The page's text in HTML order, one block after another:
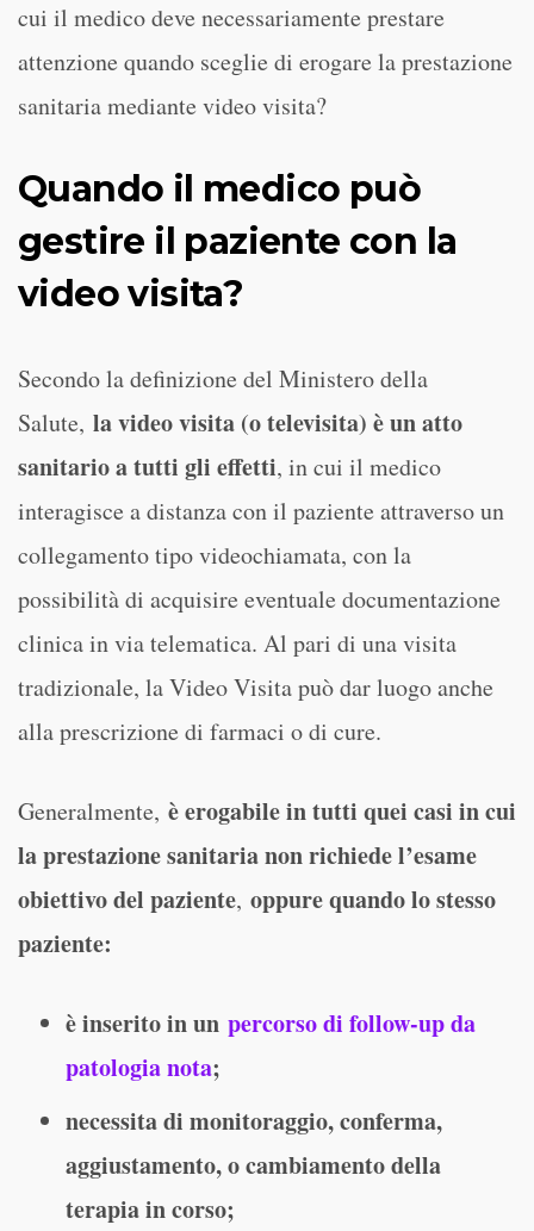
cui il medico deve necessariamente prestare
attenzione quando sceglie di erogare la prestazione
sanitaria mediante video visita?
Quando il medico può
gestire il paziente con la
video visita?
Secondo la definizione del Ministero della
Salute, la video visita (o televisita) è un atto
sanitario a tutti gli effetti, in cui il medico
interagisce a distanza con il paziente attraverso un
collegamento tipo videochiamata, con la
possibilità di acquisire eventuale documentazione
clinica in via telematica. Al pari di una visita
tradizionale, la Video Visita può dar luogo anche
alla prescrizione di farmaci o di cure.
Generalmente, è erogabile in tutti quei casi in cui
la prestazione sanitaria non richiede l’esame
obiettivo del paziente, oppure quando lo stesso
paziente:
è inserito in un percorso di follow-up da
patologia nota;
necessita di monitoraggio, conferma,
aggiustamento, o cambiamento della
terapia in corso;